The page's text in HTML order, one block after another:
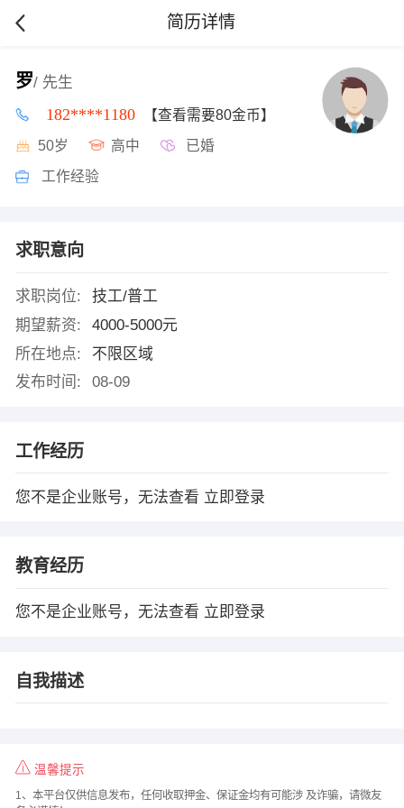
简历详情
罗/ 先生
182****1180 【查看需要80金币】
50岁 高中 已婚
工作经验
求职意向
求职岗位:
技工/普工
期望薪资:
4000-5000元
所在地点:
不限区域
发布时间:
08-09
工作经历
您不是企业账号，无法查看 立即登录
教育经历
您不是企业账号，无法查看 立即登录
自我描述
温馨提示
1、本平台仅供信息发布，任何收取押金、保证金均有可能涉 及诈骗，请微友